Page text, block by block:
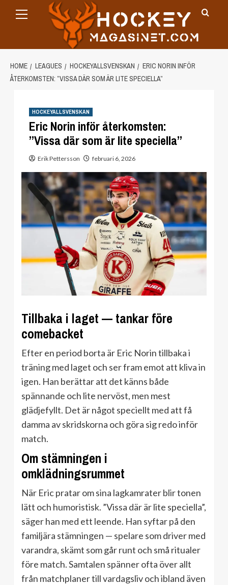
Menu
HOME LEAGUES HOCKEYALLSVENSKAN
ERIC NORIN INFÖR
ÅTERKOMSTEN: ”VISSA DÄR SOM ÄR LITE SPECIELLA”
HOCKEYALLSVENSKAN
Eric Norin inför återkomsten:
”Vissa där som är lite speciella”
Erik Pettersson februari 6, 2026
Tillbaka i laget — tankar före
comebacket
Efter en period borta är Eric Norin tillbaka i
träning med laget och ser fram emot att kliva in
igen. Han berättar att det känns både
spännande och lite nervöst, men mest
glädjefyllt. Det är något speciellt med att få
damma av skridskorna och göra sig redo inför
match.
Om stämningen i
omklädningsrummet
När Eric pratar om sina lagkamrater blir tonen
lätt och humoristisk. ”Vissa där är lite speciella”,
säger han med ett leende. Han syftar på den
familjära stämningen — spelare som driver med
varandra, skämt som går runt och små ritualer
före match. Samtalen spänner ofta över allt
från matchplaner till vardagsliv och ibland även